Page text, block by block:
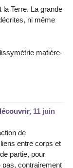
la Terre. La grande
ni même
matière-
11 juin
de
entre corps et
partie, pour
pas, contrairement